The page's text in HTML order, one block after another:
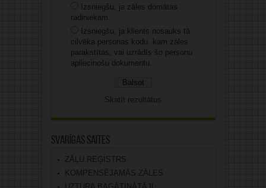
Izsniegšu, ja zāles domātas
radiniekam.
Izsniegšu, ja klients nosauks tā
cilvēka personas kodu, kam zāles
parakstītas, vai uzrādīs šo personu
apliecinošu dokumentu.
Skatīt rezultātus
Svarīgas saites
ZĀĻU REĢISTRS
KOMPENSĒJAMĀS ZĀLES